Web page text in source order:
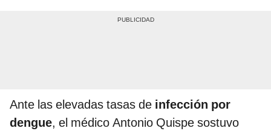
Ante las elevadas tasas de infección por
dengue, el médico Antonio Quispe sostuvo